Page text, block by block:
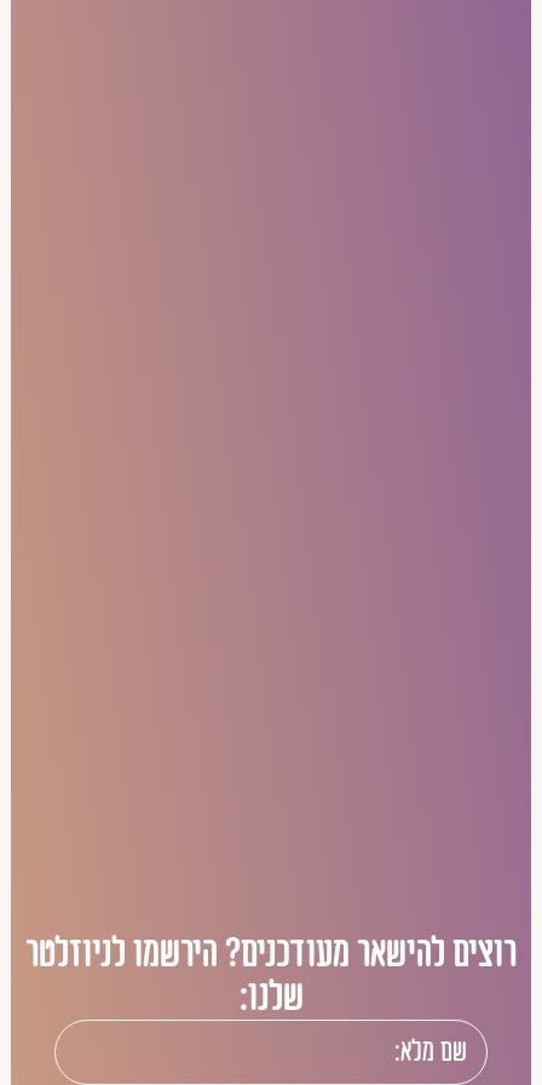
רוצים להישאר מעודכנים? הירשמו לניוזלטר
שלנו: